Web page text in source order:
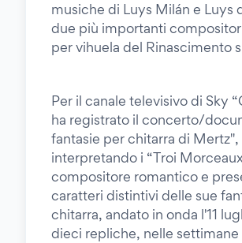
musiche di Luys Milán e Luys
due più importanti
per vihuela del Rinascimento
Per il canale televisivo di Sky
ha registrato il concerto/
fantasie per chitarra di Mertz",
interpretando i “Troi
compositore romantico e
caratteri distintivi delle sue
chitarra, andato in onda l'11
dieci repliche, nelle settimane